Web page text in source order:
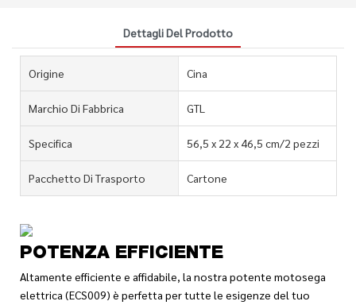
Dettagli Del Prodotto
Origine Cina
Marchio Di Fabbrica GTL
Specifica 56,5 x 22 x 46,5 cm/2 pezzi
Pacchetto Di Trasporto Cartone
POTENZA EFFICIENTE
Altamente efficiente e affidabile, la nostra potente motosega
elettrica (ECS009) è perfetta per tutte le esigenze del tuo